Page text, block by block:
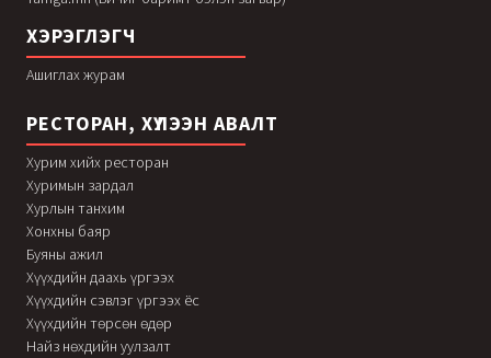
ХЭРЭГЛЭГЧ
Ашиглах журам
РЕСТОРАН, ХҮЛЭЭН АВАЛТ
Хурим хийх ресторан
Хуримын зардал
Хурлын танхим
Хонхны баяр
Буяны ажил
Хүүхдийн даахь үргээх
Хүүхдийн сэвлэг үргээх ёс
Хүүхдийн төрсөн өдөр
Найз нөхдийн уулзалт